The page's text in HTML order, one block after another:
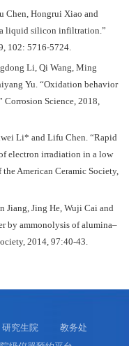
Chen, Hongrui Xiao and
liquid silicon infiltration.”
102: 5716-5724.
Li, Qi Wang, Ming
Yu. “Oxidation behavior
Science, 2018,
Li* and Lifu Chen. “Rapid
electron irradiation in a low
American Ceramic Society,
Jiang, Jing He, Wuji Cai and
by ammonolysis of alumina–
2014, 97:40-43.
研究生院
教务处